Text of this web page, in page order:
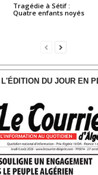
Tragédie à Sétif :
Quatre enfants noyés
L'ÉDITION DU JOUR EN